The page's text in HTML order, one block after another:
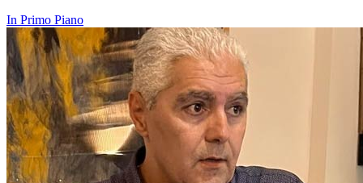
In Primo Piano